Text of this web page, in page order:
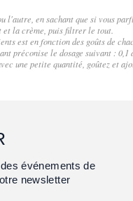
l'autre, en sachant que si vous
la crème, puis filtrer le tout.
est en fonction des goûts de
préconise le dosage suivant :
une petite quantité, goûtez et
événements de
newsletter